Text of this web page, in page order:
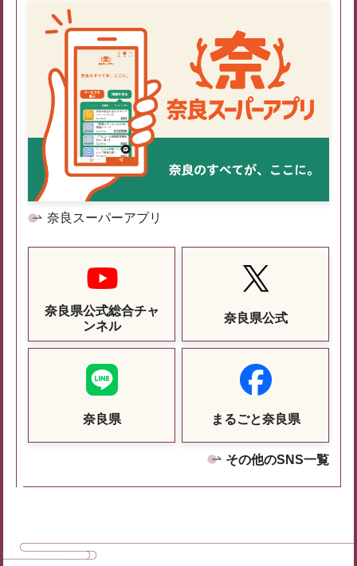
奈良スーパーアプリ
奈良県公式総合チャ
ンネル
奈良県公式
奈良県 まるごと奈良県
その他のSNS一覧